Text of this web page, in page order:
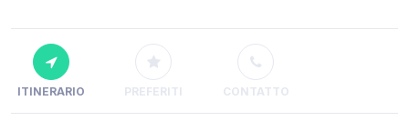
ITINERARIO PREFERITI CONTATTO